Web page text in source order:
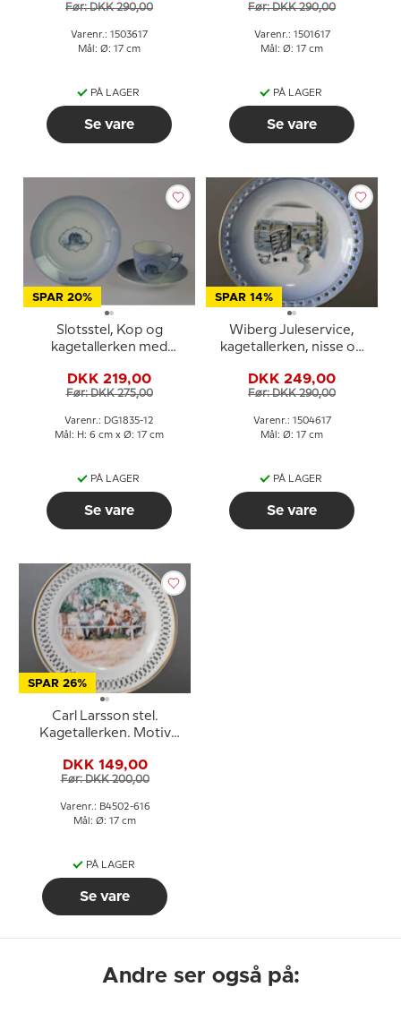
Før: DKK 290,00
Varenr.: 1503617
Mål: Ø: 17 cm
PÅ LAGER
Se vare
Før: DKK 290,00
Varenr.: 1501617
Mål: Ø: 17 cm
PÅ LAGER
Se vare
SPAR 20%
Slotsstel, Kop og
kagetallerken med
DKK 219,00
Før: DKK 275,00
Varenr.: DG1835-12
Mål: H: 6 cm x Ø: 17 cm
PÅ LAGER
Se vare
SPAR 14%
Wiberg Juleservice,
kagetallerken, nisse og
3504616
DKK 249,00
Før: DKK 290,00
Varenr.: 1504617
Mål: Ø: 17 cm
PÅ LAGER
Se vare
SPAR 26%
Carl Larsson stel.
Kagetallerken. Motiv
Bing & Grøndahl
DKK 149,00
Før: DKK 200,00
Varenr.: B4502-616
Mål: Ø: 17 cm
PÅ LAGER
Se vare
Andre ser også på: